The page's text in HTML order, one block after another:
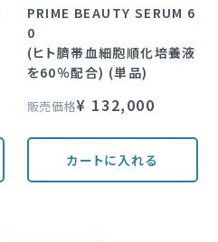
PRIME BEAUTY SERUM 6
0
(ヒト臍帯血細胞順化培養液
を60％配合) (単品)
販売価格¥ 132,000
カートに入れる